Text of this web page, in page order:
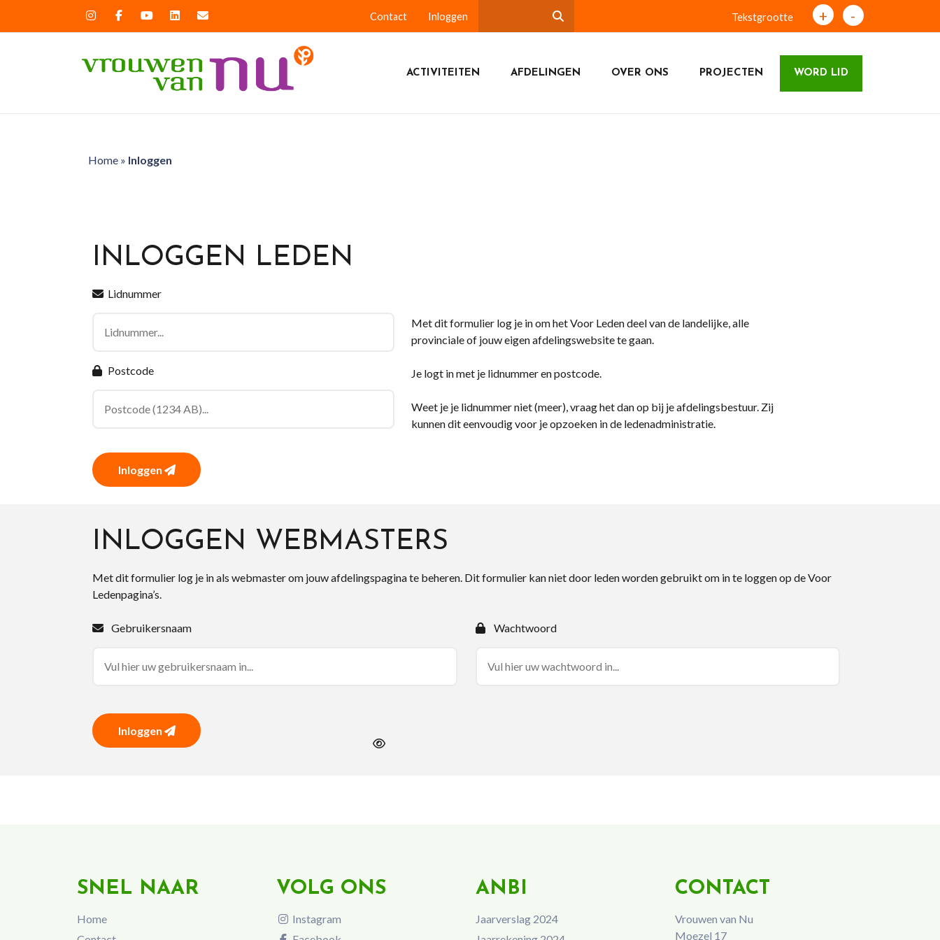
Contact Inloggen Tekstgrootte + -
ACTIVITEITEN AFDELINGEN OVER ONS PROJECTEN WORD LID
Home» Inloggen
INLOGGEN LEDEN
Lidnummer
Postcode
Inloggen
Met dit formulier log je in om het Voor Leden deel van de landelijke, alle
provinciale of jouw eigen afdelingswebsite te gaan.
Je logt in met je lidnummer en postcode.
Weet je je lidnummer niet (meer), vraag het dan op bij je afdelingsbestuur. Zij
kunnen dit eenvoudig voor je opzoeken in de ledenadministratie.
INLOGGEN WEBMASTERS
Met dit formulier log je in als webmaster om jouw afdelingspagina te beheren. Dit formulier kan niet door leden worden gebruikt om in te loggen op de Voor
Ledenpagina’s.
Gebruikersnaam Wachtwoord
Inloggen
SNEL NAAR
Home
VOLG ONS
Instagram
ANBI
Jaarverslag 2024
CONTACT
Vrouwen van Nu
Moezel 17